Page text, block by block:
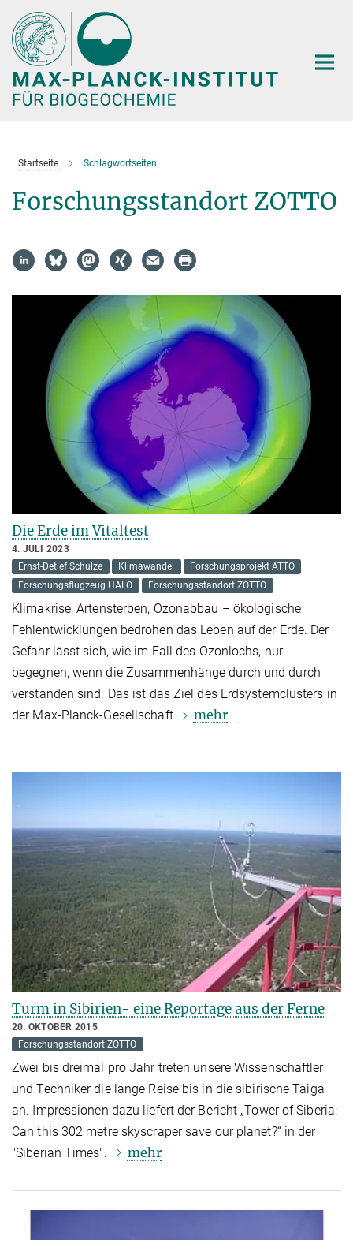
Hauptinhalt
Startseite Schlagwortseiten
Forschungsstandort ZOTTO
Die Erde im Vitaltest
4. JULI 2023
Ernst-Detlef Schulze
Klimawandel
Forschungsprojekt ATTO
Forschungsflugzeug HALO
Forschungsstandort ZOTTO
Klimakrise, Artensterben, Ozonabbau – ökologische
Fehlentwicklungen bedrohen das Leben auf der Erde. Der
Gefahr lässt sich, wie im Fall des Ozonlochs, nur
begegnen, wenn die Zusammenhänge durch und durch
verstanden sind. Das ist das Ziel des Erdsystemclusters in
der Max-Planck-Gesellschaft
mehr
Turm in Sibirien- eine Reportage aus der Ferne
20. OKTOBER 2015
Forschungsstandort ZOTTO
Zwei bis dreimal pro Jahr treten unsere Wissenschaftler
und Techniker die lange Reise bis in die sibirische Taiga
an. Impressionen dazu liefert der Bericht „Tower of Siberia:
Can this 302 metre skyscraper save our planet?“ in der
"Siberian Times".
mehr